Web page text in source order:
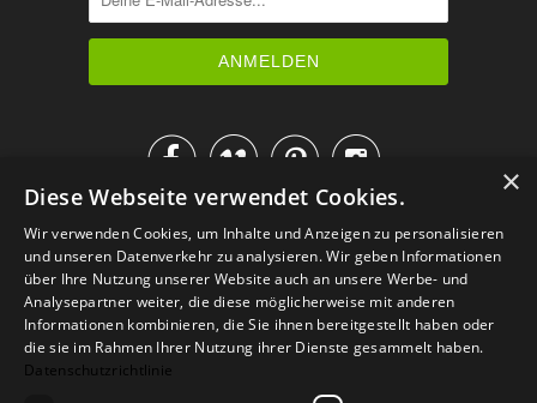

IM KATALOG BLÄTTERN
×
Diese Webseite verwendet Cookies.
Wir verwenden Cookies, um Inhalte und Anzeigen zu personalisieren
und unseren Datenverkehr zu analysieren. Wir geben Informationen
über Ihre Nutzung unserer Website auch an unsere Werbe- und
Analysepartner weiter, die diese möglicherweise mit anderen
Informationen kombinieren, die Sie ihnen bereitgestellt haben oder
die sie im Rahmen Ihrer Nutzung ihrer Dienste gesammelt haben.
Datenschutzrichtlinie